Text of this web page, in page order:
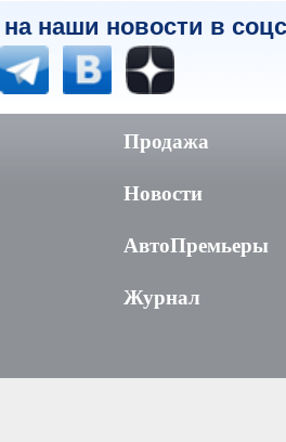
наши новости в
Продажа
Новости
АвтоПремьеры
Журнал